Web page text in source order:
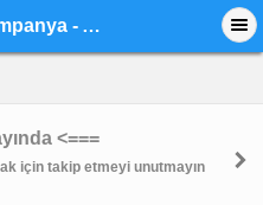
Her Gün Kampanya - Anasayfa
<===
için takip etmeyi unutmayın